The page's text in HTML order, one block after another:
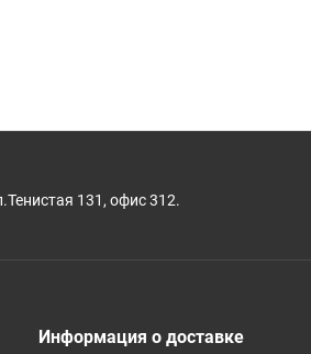
131, офис 312.
Информация о доставке